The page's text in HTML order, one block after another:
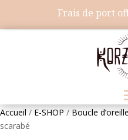
Frais de port
Accueil / E-SHOP / Boucle
scarabé